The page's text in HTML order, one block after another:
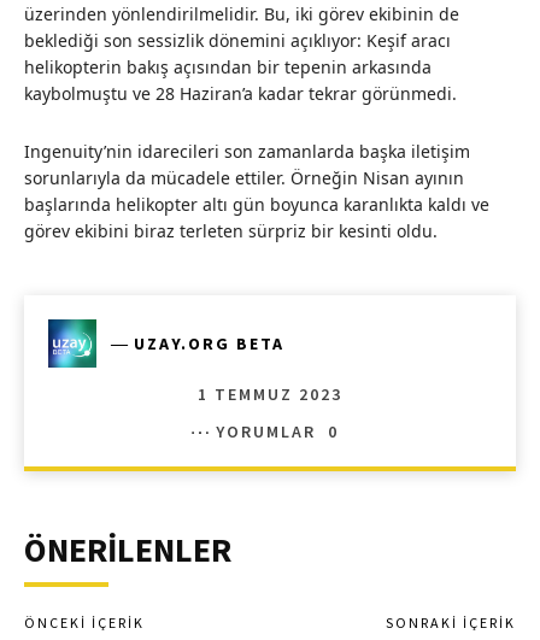
üzerinden yönlendirilmelidir. Bu, iki görev ekibinin de
beklediği son sessizlik dönemini açıklıyor: Keşif aracı
helikopterin bakış açısından bir tepenin arkasında
kaybolmuştu ve 28 Haziran’a kadar tekrar görünmedi.
Ingenuity’nin idarecileri son zamanlarda başka iletişim
sorunlarıyla da mücadele ettiler. Örneğin Nisan ayının
başlarında helikopter altı gün boyunca karanlıkta kaldı ve
görev ekibini biraz terleten sürpriz bir kesinti oldu.
― UZAY.ORG BETA
1 TEMMUZ 2023
YORUMLAR
0
ÖNERİLENLER
ÖNCEKI İÇERIK SONRAKI İÇERIK